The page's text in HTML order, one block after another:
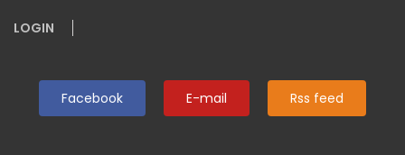
LOGIN
Facebook E-mail Rss feed